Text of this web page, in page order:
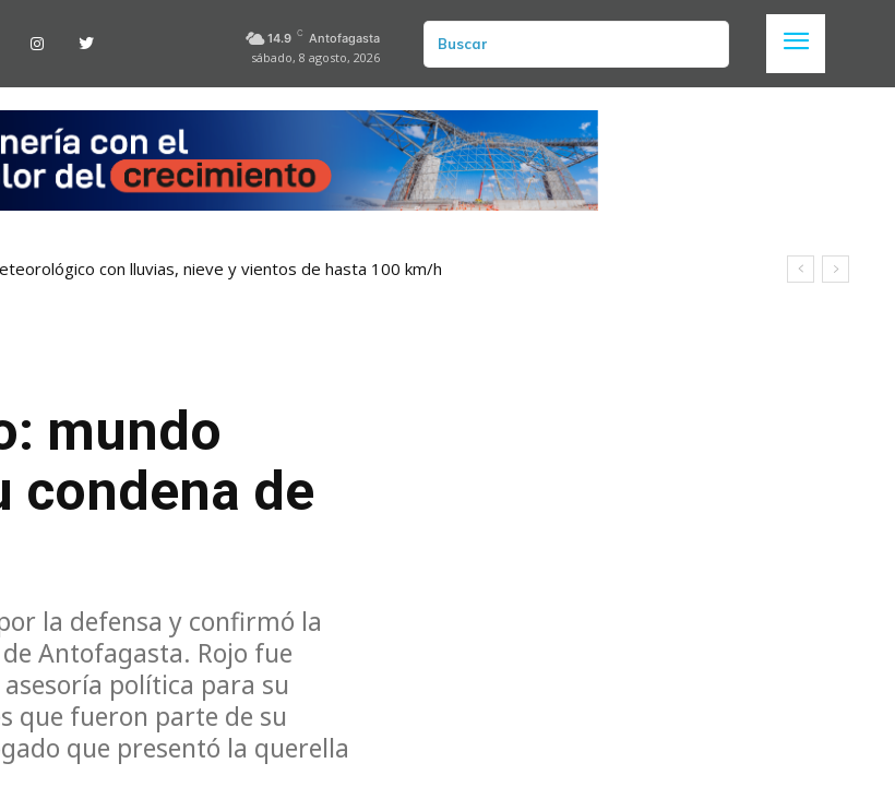
14.9 C Antofagasta
sábado, 8 agosto, 2026
Buscar
con lluvias, nieve y vientos de hasta 100 km/h
mundo
condena de
la defensa y confirmó la
Antofagasta. Rojo fue
política para su
que fueron parte de su
que presentó la querella